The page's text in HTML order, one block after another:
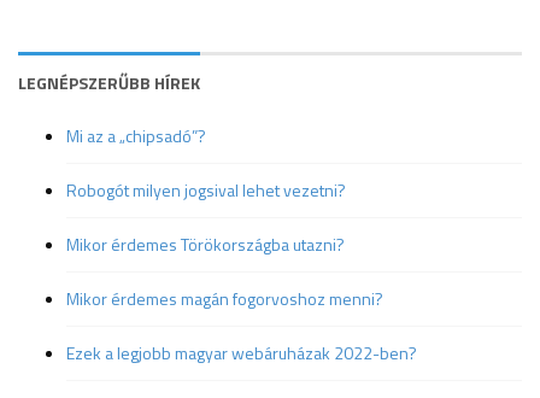
LEGNÉPSZERŰBB HÍREK
Mi az a „chipsadó”?
Robogót milyen jogsival lehet vezetni?
Mikor érdemes Törökországba utazni?
Mikor érdemes magán fogorvoshoz menni?
Ezek a legjobb magyar webáruházak 2022-ben?